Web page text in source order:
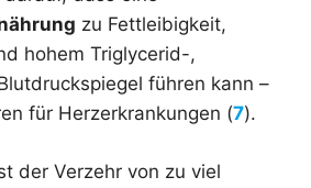
zu Fettleibigkeit,
hohem Triglycerid-,
führen kann –
für Herzerkrankungen (7).
der Verzehr von zu viel